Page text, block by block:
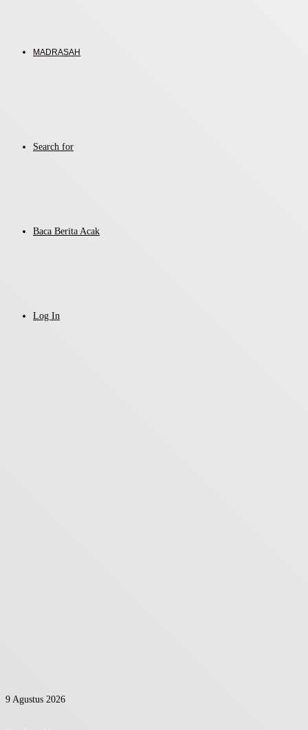
MADRASAH
Search for
Baca Berita Acak
Log In
9 Agustus 2026